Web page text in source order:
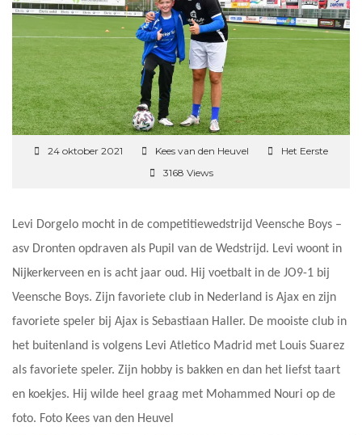
24 oktober 2021 Kees van den Heuvel
Het Eerste
3168 Views
Levi Dorgelo mocht in de competitiewedstrijd Veensche Boys –
asv Dronten opdraven als Pupil van de Wedstrijd. Levi woont in
Nijkerkerveen en is acht jaar oud. Hij voetbalt in de JO9-1 bij
Veensche Boys. Zijn favoriete club in Nederland is Ajax en zijn
favoriete speler bij Ajax is Sebastiaan Haller. De mooiste club in
het buitenland is volgens Levi Atletico Madrid met Louis Suarez
als favoriete speler. Zijn hobby is bakken en dan het liefst taart
en koekjes. Hij wilde heel graag met Mohammed Nouri op de
foto. Foto Kees van den Heuvel